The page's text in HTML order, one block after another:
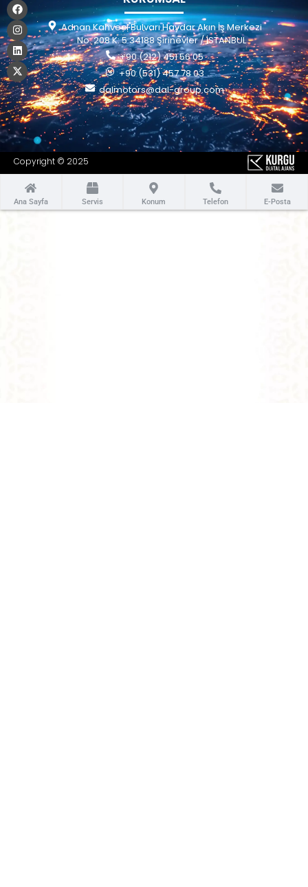
Adnan Kahveci Bulvarı Haydar Akın İş Merkezi
No: 208 K: 5 34188 Şirinevler / İSTANBUL
+90 (212) 451 56 05
+90 (531) 457 78 03
dalmotors@dal-group.com
Copyright © 2025
Ana Sayfa Servis Konum Telefon E-Posta